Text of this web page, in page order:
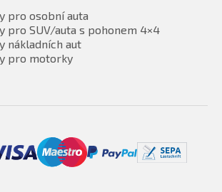
pro osobní auta
pro SUV/auta s pohonem 4×4
nákladních aut
pro motorky